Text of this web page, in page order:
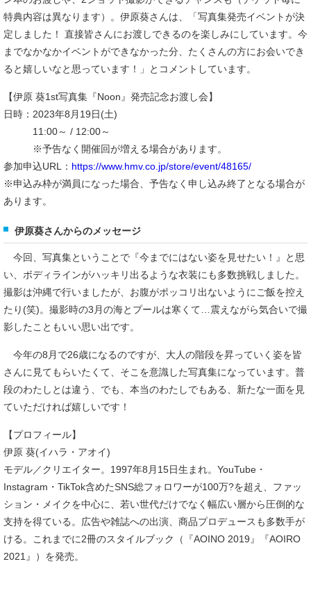
特典内容は異なります）。伊原葵さんは、「写真集発売イベントが決
定しました！ 直接皆さんにお渡しできるのを楽しみにしています。今
までなかなかイベントができなかった分、たくさんの方にお会いでき
ると嬉しいなと思っています！」とコメントしています。
【伊原 葵1st写真集『Noon』発売記念お渡し会】
日時：2023年8月19日(土)
11:00～ / 12:00～
※予告なく開催回が増える場合があります。
参加申込URL： https://www.hmv.co.jp/store/event/48165/
※申込み枠が満員になった場合、予告なく申し込み終了となる場合が
あります。
伊原葵さんからのメッセージ
今回、写真集ということで『今までにはない姿を見せたい！』と思
い、ボディラインがハッキリ出るような衣装にも多数挑戦しました。
撮影は沖縄で行いましたが、お腹がポッコリ出ないようにご飯を控え
たり(笑)。撮影時の3月の海とプールは寒くて…震えながら気合いで撮
影したこともいい思い出です。
今年の8月で26歳になるのですが、大人の階段を昇っていく姿を皆
さんに見てもらいたくて、そこを意識した写真集になっています。普
段のわたしとは違う、でも、本当のわたしでもある、新たな一面を見
ていただければ嬉しいです！
【プロフィール】
伊原 葵(イハラ・アオイ)
モデル／クリエイター。1997年8月15日生まれ。YouTube・
Instagram・TikTok含めたSNS総フォロワーが100万?を超え、ファッ
ション・メイクを中心に、若い世代だけでなく幅広い層から圧倒的な
支持を得ている。広告や雑誌への出演、商品プロデュースも多数手が
ける。これまでに2冊のスタイルブック（『AOINO 2019』『AOIRO
2021』）を発売。